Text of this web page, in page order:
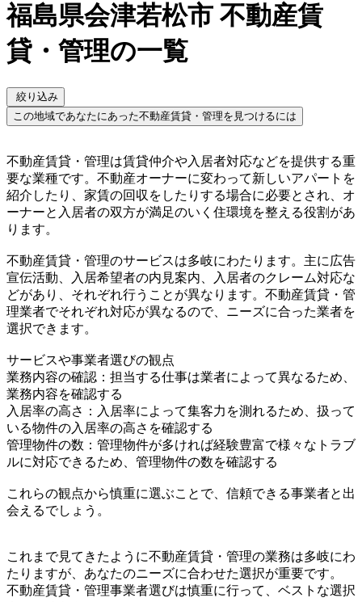
福島県会津若松市 不動産賃
貸・管理の一覧
絞り込み
この地域であなたにあった不動産賃貸・管理を見つけるには
不動産賃貸・管理は賃貸仲介や入居者対応などを提供する重
要な業種です。不動産オーナーに変わって新しいアパートを
紹介したり、家賃の回収をしたりする場合に必要とされ、オ
ーナーと入居者の双方が満足のいく住環境を整える役割があ
ります。
不動産賃貸・管理のサービスは多岐にわたります。主に広告
宣伝活動、入居希望者の内見案内、入居者のクレーム対応な
どがあり、それぞれ行うことが異なります。不動産賃貸・管
理業者でそれぞれ対応が異なるので、ニーズに合った業者を
選択できます。
サービスや事業者選びの観点
業務内容の確認：担当する仕事は業者によって異なるため、
業務内容を確認する
入居率の高さ：入居率によって集客力を測れるため、扱って
いる物件の入居率の高さを確認する
管理物件の数：管理物件が多ければ経験豊富で様々なトラブ
ルに対応できるため、管理物件の数を確認する
これらの観点から慎重に選ぶことで、信頼できる事業者と出
会えるでしょう。
これまで見てきたように不動産賃貸・管理の業務は多岐にわ
たりますが、あなたのニーズに合わせた選択が重要です。
不動産賃貸・管理事業者選びは慎重に行って、ベストな選択